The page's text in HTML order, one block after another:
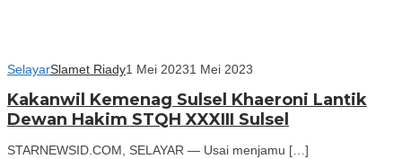
SelayarSlamet Riady1 Mei 20231 Mei 2023
Kakanwil Kemenag Sulsel Khaeroni Lantik
Dewan Hakim STQH XXXIII Sulsel
STARNEWSID.COM, SELAYAR — Usai menjamu […]